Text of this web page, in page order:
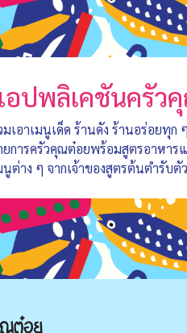
อปพลิเคชันครัว
มเอาเมนูเด็ด ร้านดัง ร้านอร่อยทุก
ยการครัวคุณต๋อยพร้อมสูตรอาหาร
นูต่าง ๆ จากเจ้าของสูตรต้นตำรับตั